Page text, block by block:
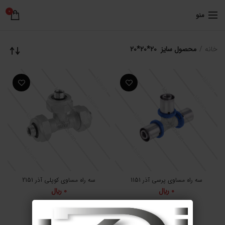
منو 0
خانه محصول سایز 20*20*20
سه راه مساوی پرسی آذر 1151
0 ﷼
سه راه مساوی کوپلی آذر 2151
0 ﷼